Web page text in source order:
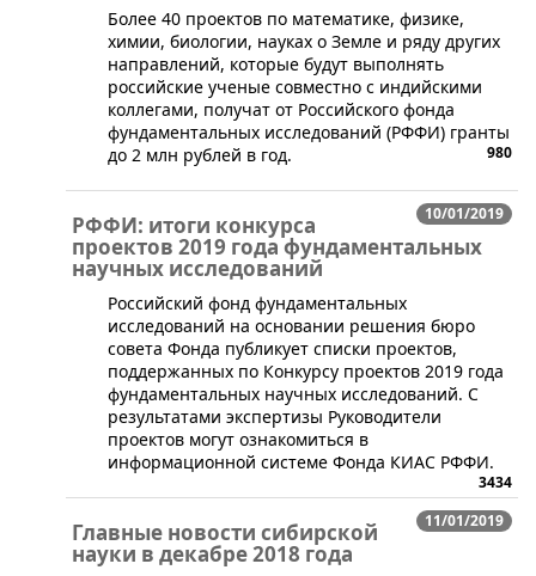
​Более 40 проектов по математике, физике,
химии, биологии, науках о Земле и ряду других
направлений, которые будут выполнять
российские ученые совместно с индийскими
коллегами, получат от Российского фонда
фундаментальных исследований (РФФИ) гранты
до 2 млн рублей в год.
980
10/01/2019
РФФИ: итоги конкурса
проектов 2019 года фундаментальных
научных исследований
Российский фонд фундаментальных
исследований на основании решения бюро
совета Фонда публикует списки проектов,
поддержанных по Конкурсу проектов 2019 года
фундаментальных научных исследований. С
результатами экспертизы Руководители
проектов могут ознакомиться в
информационной системе Фонда КИАС РФФИ.
3434
11/01/2019
Главные новости сибирской
науки в декабре 2018 года